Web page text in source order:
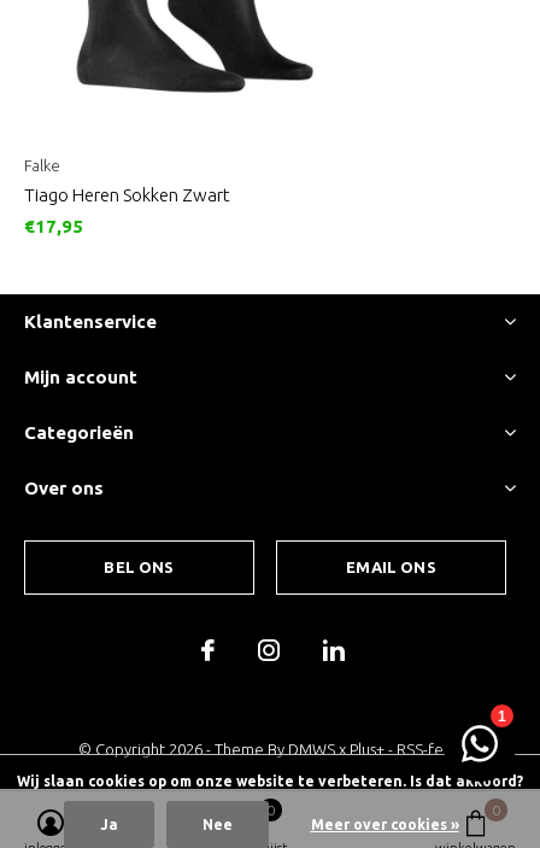
Falke
Tiago Heren Sokken Zwart
€17,95
Klantenservice
Mijn account
Categorieën
Over ons
BEL ONS EMAIL ONS
© Copyright 2026- Theme By DMWSx Plus+- RSS-feed
0 0
Wij slaan cookies op om onze website te verbeteren. Is dat akkoord?
Ja Nee Meer over cookies »